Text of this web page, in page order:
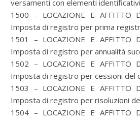
versamenti con elementi
1500 – LOCAZIONE E AFFITTO
Imposta di registro per prima
1501 – LOCAZIONE E AFFITTO
Imposta di registro per annualità
1502 – LOCAZIONE E AFFITTO
Imposta di registro per cessioni del
1503 – LOCAZIONE E AFFITTO
Imposta di registro per risoluzioni
1504 – LOCAZIONE E AFFITTO